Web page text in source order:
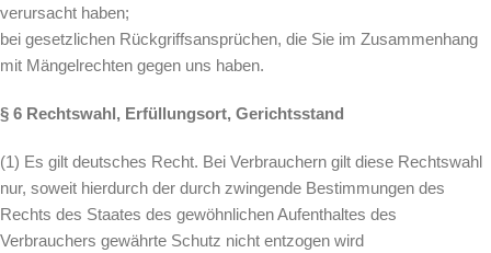
verursacht haben;
bei gesetzlichen Rückgriffsansprüchen, die Sie im Zusammenhang
mit Mängelrechten gegen uns haben.
§ 6 Rechtswahl, Erfüllungsort, Gerichtsstand
(1) Es gilt deutsches Recht. Bei Verbrauchern gilt diese Rechtswahl
nur, soweit hierdurch der durch zwingende Bestimmungen des
Rechts des Staates des gewöhnlichen Aufenthaltes des
Verbrauchers gewährte Schutz nicht entzogen wird